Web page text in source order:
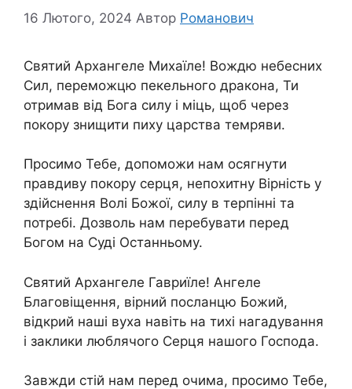
16 Лютого, 2024 Автор Романович
Святий Архангеле Михаїле! Вождю небесних
Сил, переможцю пекельного дракона, Ти
отримав від Бога силу і міць, щоб через
покору знищити пиху царства темряви.
Просимо Тебе, допоможи нам осягнути
правдиву покору серця, непохитну Вірність у
здійснення Волі Божої, силу в терпінні та
потребі. Дозволь нам перебувати перед
Богом на Суді Останньому.
Святий Архангеле Гавриїле! Ангеле
Благовіщення, вірний посланцю Божий,
відкрий наші вуха навіть на тихі нагадування
і заклики люблячого Серця нашого Господа.
Завжди стій нам перед очима, просимо Тебе,